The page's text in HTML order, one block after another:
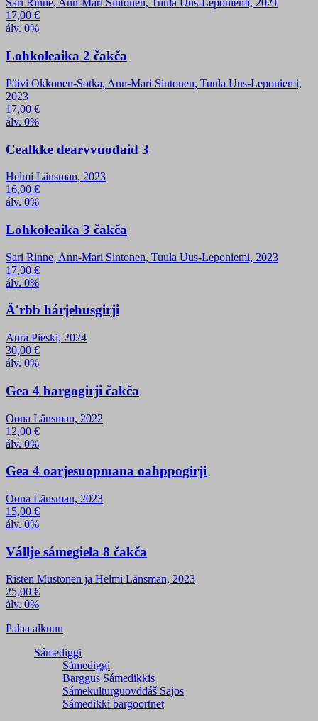
Sari Rinne, Ann-Mari Sintonen, Tuula Uus-Leponiemi, 2021
17,00 €
álv. 0%
Lohkoleaika 2 čakča
Päivi Okkonen-Sotka, Ann-Mari Sintonen, Tuula Uus-Leponiemi,
2023
17,00 €
álv. 0%
Cealkke dearvvuođaid 3
Helmi Länsman, 2023
16,00 €
álv. 0%
Lohkoleaika 3 čakča
Sari Rinne, Ann-Mari Sintonen, Tuula Uus-Leponiemi, 2023
17,00 €
álv. 0%
Äʹrbb hárjehusgirji
Aura Pieski, 2024
30,00 €
álv. 0%
Gea 4 bargogirji čakča
Oona Länsman, 2022
12,00 €
álv. 0%
Gea 4 oarjesuopmana oahppogirji
Oona Länsman, 2023
15,00 €
álv. 0%
Vállje sámegiela 8 čakča
Risten Mustonen ja Helmi Länsman, 2023
25,00 €
álv. 0%
Palaa alkuun
Sámediggi
Sámediggi
Barggus Sámedikkis
Sámekulturguovddáš Sajos
Sámedikki bargoortnet